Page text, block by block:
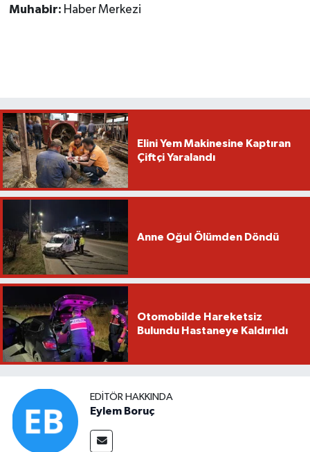
Muhabir: Haber Merkezi
Elini Yem Makinesine Kaptıran
Çiftçi Yaralandı
Anne Oğul Ölümden Döndü
Otomobilde Hareketsiz
Bulundu Hastaneye Kaldırıldı
EDITÖR HAKKINDA
Eylem Boruç